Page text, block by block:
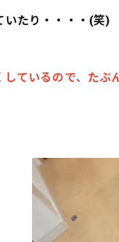
いたり・・・・(笑)
ているので、たぶ